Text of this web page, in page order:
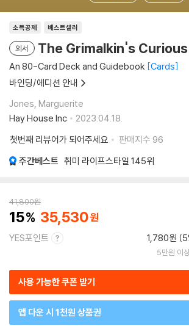
소득공제 베스트셀러
외서 The Grimalkin's
An 80-Card Deck and Guidebook Cards
바인딩/에디션 안내
Jones, Marguerite
Hay House Inc
2023.04.18.
첫번째 리뷰어가 되어주세요
판매지수 96
주간베스트 취미 라이프스타일 145위
41,800원
15 35,530
YES포인트 1,780원
5만원 이
사용 가능한 쿠폰 받기
앱 다운 시 1천원 상품권